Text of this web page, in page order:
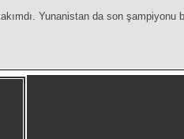
Yunanistan da son şampiyonu